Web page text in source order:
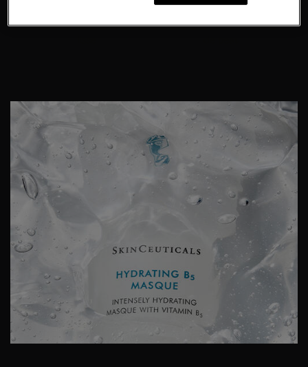
Laisse la peau souple et
Idéal pour tous les types